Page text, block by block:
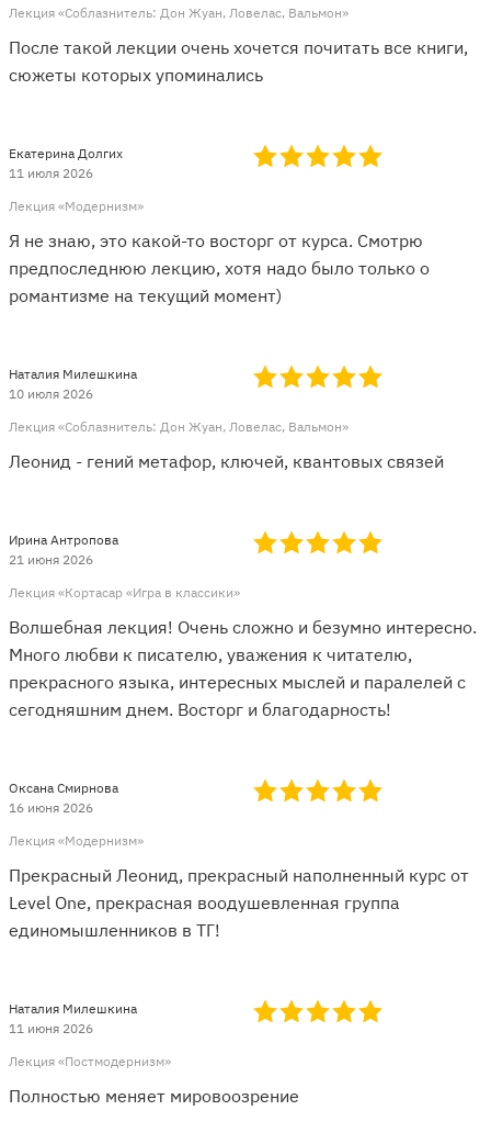
Лекция «Соблазнитель: Дон Жуан, Ловелас, Вальмон»
После такой лекции очень хочется почитать все книги,
сюжеты которых упоминались
Лекция «Модернизм»
Екатерина Долгих
11 июля 2026
Я не знаю, это какой-то восторг от курса. Смотрю
предпоследнюю лекцию, хотя надо было только о
романтизме на текущий момент)
Лекция «Соблазнитель: Дон Жуан, Ловелас, Вальмон»
Наталия Милешкина
10 июля 2026
Леонид - гений метафор, ключей, квантовых связей
Лекция «Кортасар «Игра в классики»
Ирина Антропова
21 июня 2026
Волшебная лекция! Очень сложно и безумно интересно.
Много любви к писателю, уважения к читателю,
прекрасного языка, интересных мыслей и паралелей с
сегодняшним днем. Восторг и благодарность!
Лекция «Модернизм»
Оксана Смирнова
16 июня 2026
Прекрасный Леонид, прекрасный наполненный курс от
Level One, прекрасная воодушевленная группа
единомышленников в ТГ!
Лекция «Постмодернизм»
Наталия Милешкина
11 июня 2026
Полностью меняет мировоозрение